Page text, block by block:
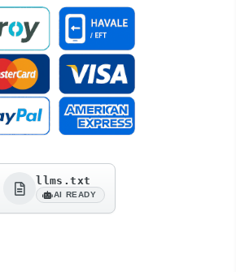
llms.txt
AI READY